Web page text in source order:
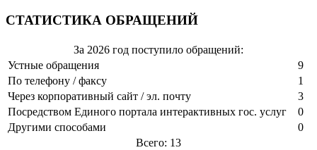
СТАТИСТИКА ОБРАЩЕНИЙ
За 2026 год поступило обращений:
Устные обращения
9
По телефону / факсу
1
Через корпоративный сайт / эл. почту
3
Посредством Единого портала интерактивных гос. услуг
0
Другими способами
0
Всего: 13